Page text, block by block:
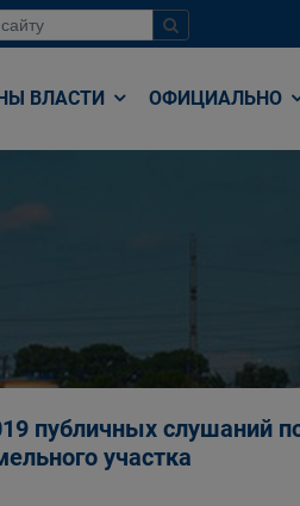
ВЛАСТИ ОФИЦИАЛЬНО
публичных слушаний
участка